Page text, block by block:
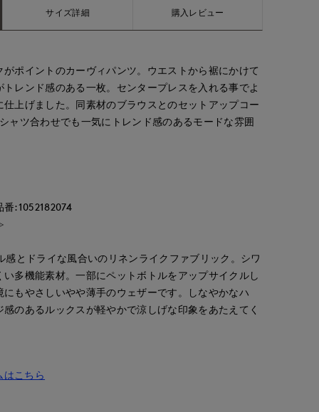
サイズ詳細 購入レビュー
ポイントのカーヴィパンツ。ウエストから裾にかけて
レンド感のある一枚。センタープレスを入れる事でよ
仕上げました。同素材のブラウスとのセットアップコー
ャツ合わせでも一気にトレンド感のあるモードな雰囲
:1052182074
感とドライな風合いのリネンライクファブリック。シワ
多機能素材。一部にペットボトルをアップサイクルし
もやさしいやや薄手のウェザーです。しなやかなハ
のあるルックスが軽やかで涼しげな印象をあたえてく
はこちら